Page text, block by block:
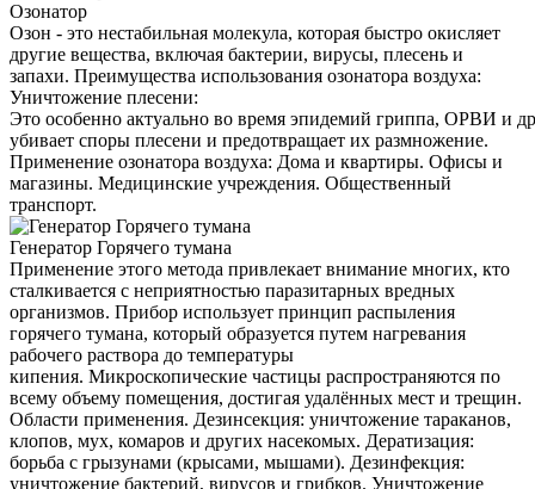
Озонатор
Озон - это нестабильная молекула, которая быстро окисляет
другие вещества, включая бактерии, вирусы, плесень и
запахи. Преимущества использования озонатора воздуха:
Уничтожение плесени:
Это особенно актуально во время эпидемий гриппа, ОРВИ и
убивает споры плесени и предотвращает их размножение.
Применение озонатора воздуха: Дома и квартиры. Офисы и
магазины. Медицинские учреждения. Общественный
транспорт.
Генератор Горячего тумана
Применение этого метода привлекает внимание многих, кто
сталкивается с неприятностью паразитарных вредных
организмов. Прибор использует принцип распыления
горячего тумана, который образуется путем нагревания
рабочего раствора до температуры
кипения. Микроскопические частицы распространяются по
всему объему помещения, достигая удалённых мест и трещин.
Области применения. Дезинсекция: уничтожение тараканов,
клопов, мух, комаров и других насекомых. Дератизация:
борьба с грызунами (крысами, мышами). Дезинфекция:
уничтожение бактерий, вирусов и грибков. Уничтожение